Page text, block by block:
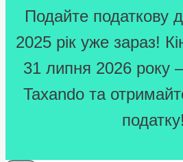
Подайте податкову
2025 рік уже зараз!
31 липня 2026 року
Taxando та
податку!